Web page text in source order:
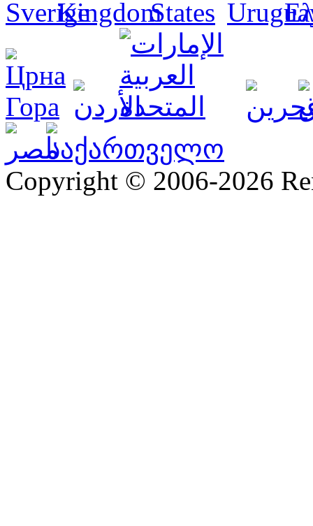
Copyright © 2006-2026